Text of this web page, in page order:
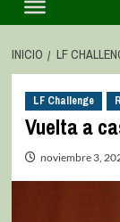
INICIO LF
LF Challenge
Vuelta a
noviembre 3,